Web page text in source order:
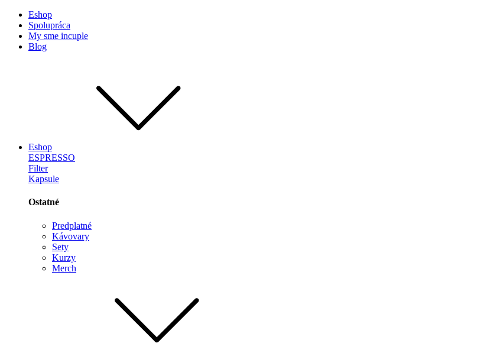
Eshop
Spolupráca
My sme incuple
Blog
Eshop
ESPRESSO
Filter
Kapsule
Ostatné
Predplatné
Kávovary
Sety
Kurzy
Merch